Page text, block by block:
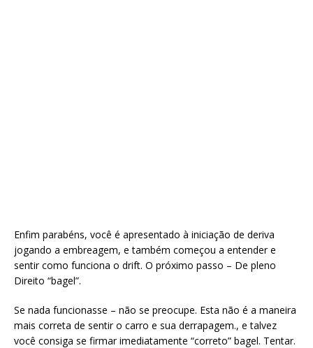
Enfim parabéns, você é apresentado à iniciação de deriva
jogando a embreagem, e também começou a entender e
sentir como funciona o drift. O próximo passo – De pleno
Direito “bagel”.
Se nada funcionasse – não se preocupe. Esta não é a maneira
mais correta de sentir o carro e sua derrapagem., e talvez
você consiga se firmar imediatamente “correto” bagel. Tentar.